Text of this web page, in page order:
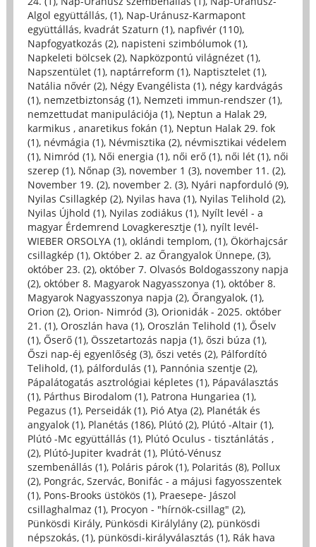
Algol együttállás, (1), Nap-Uránusz-Karmapont
együttállás, kvadrát Szaturn (1), napfivér (110),
Napfogyatkozás (2), napisteni szimbólumok (1),
Napkeleti bölcsek (2), Napközpontú világnézet (1),
Napszentület (1), naptárreform (1), Naptisztelet (1),
Natália nővér (2), Négy Evangélista (1), négy kardvágás
(1), nemzetbiztonság (1), Nemzeti immun-rendszer (1),
nemzettudat manipulációja (1), Neptun a Halak 29,
karmikus , anaretikus fokán (1), Neptun Halak 29. fok
(1), névmágia (1), Névmisztika (2), névmisztikai védelem
(1), Nimród (1), Női energia (1), női erő (1), női lét (1), női
szerep (1), Nőnap (3), november 1 (3), november 11. (2),
November 19. (2), november 2. (3), Nyári napforduló (9),
Nyilas Csillagkép (2), Nyilas hava (1), Nyilas Telihold (2),
Nyilas Újhold (1), Nyilas zodiákus (1), Nyílt levél - a
magyar Érdemrend Lovagkeresztje (1), nyílt levél-
WIEBER ORSOLYA (1), oklándi templom, (1), Ökörhajcsár
csillagkép (1), Október 2. az Őrangyalok Ünnepe, (3),
október 23. (2), október 7. Olvasós Boldogasszony napja
(2), október 8. Magyarok Nagyasszonya (1), október 8.
Magyarok Nagyasszonya napja (2), Őrangyalok, (1),
Orion (2), Orion- Nimród (3), Orionidák - 2025. október
21. (1), Oroszlán hava (1), Oroszlán Telihold (1), Őselv
(1), Őserő (1), Összetartozás napja (1), őszi búza (1),
Őszi nap-éj egyenlőség (3), őszi vetés (2), Pálfordító
Telihold, (1), pálfordulás (1), Pannónia szentje (2),
Pápalátogatás asztrológiai képletes (1), Pápaválasztás
(1), Párthus Birodalom (1), Patrona Hungariea (1),
Pegazus (1), Perseidák (1), Pió Atya (2), Planéták és
angyalok (1), Planétás (186), Plútó (2), Plútó -Altair (1),
Plútó -Mc együttállás (1), Plútó Oculus - tisztánlátás ,
(2), Plútó-Jupiter kvadrát (1), Plútó-Vénusz
szembenállás (1), Poláris párok (1), Polaritás (8), Pollux
(2), Pongrác, Szervác, Bonifác - a májusi fagyosszentek
(1), Pons-Brooks üstökös (1), Praesepe- Jászol
csillaghalmaz (1), Procyon - "hírnök-csillag" (2),
Pünkösdi Király, Pünkösdi Királylány (2), pünkösdi
népszokás, (1), pünkösdi-királyválasztás (1), Rák hava